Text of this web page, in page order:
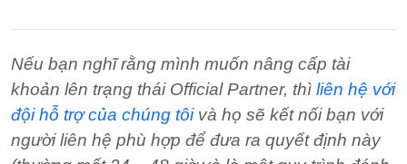
Nếu bạn nghĩ rằng mình muốn nâng cấp tài
khoản lên trạng thái Official Partner, thì liên hệ với
đội hỗ trợ của chúng tôivà họ sẽ kết nối bạn với
người liên hệ phù hợp để đưa ra quyết định này